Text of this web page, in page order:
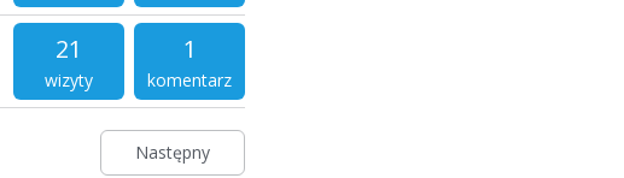
21
wizyty
1
komentarz
Następny